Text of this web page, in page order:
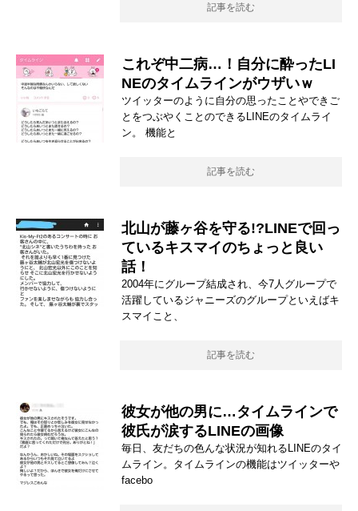
記事を読む
これぞ中二病…！自分に酔ったLI
NEのタイムラインがウザいｗ
ツイッターのように自分の思ったことやできご
とをつぶやくことのできるLINEのタイムライ
ン。 機能と
記事を読む
北山が藤ヶ谷を守る!?LINEで回っ
ているキスマイのちょっと良い
話！
2004年にグループ結成され、今7人グループで
活躍しているジャニーズのグループといえばキ
スマイこと、
記事を読む
彼女が他の男に…タイムラインで
彼氏が涙するLINEの画像
毎日、友だちの色んな状況が知れるLINEのタイ
ムライン。タイムラインの機能はツイッターや
facebo